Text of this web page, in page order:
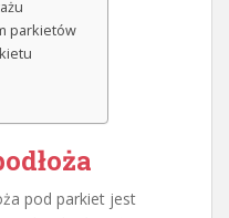
parkietów
pod parkiet jest